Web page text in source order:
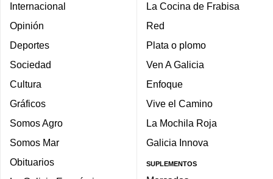
Internacional
Opinión
Deportes
Sociedad
Cultura
Gráficos
Somos Agro
Somos Mar
Obituarios
La Cocina de Frabisa
Red
Plata o plomo
Ven A Galicia
Enfoque
Vive el Camino
La Mochila Roja
Galicia Innova
SUPLEMENTOS